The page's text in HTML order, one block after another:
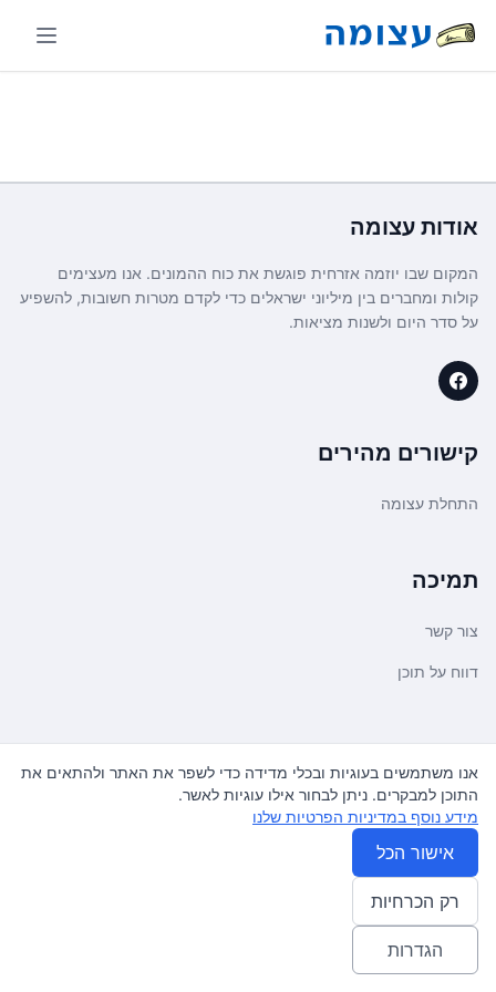
אודות עצומה
המקום שבו יוזמה אזרחית פוגשת את כוח ההמונים. אנו מעצימים
קולות ומחברים בין מיליוני ישראלים כדי לקדם מטרות חשובות, להשפיע
על סדר היום ולשנות מציאות.
קישורים מהירים
התחלת עצומה
תמיכה
צור קשר
דווח על תוכן
משפטי ועדכונים
מדיניות פרטיות
תנאי שימוש
© 2026 עצומה. כל הזכויות שמורות.
אנו משתמשים בעוגיות ובכלי מדידה כדי לשפר את האתר ולהתאים את
התוכן למבקרים. ניתן לבחור אילו עוגיות לאשר.
מידע נוסף במדיניות הפרטיות שלנו
אישור הכל
רק הכרחיות
הגדרות